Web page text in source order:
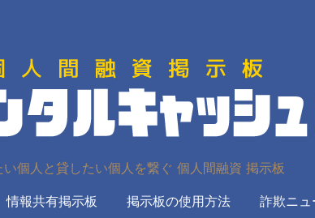
い個人と貸したい個人を繋ぐ 個人間融資 掲示板
情報共有掲示板 掲示板の使用方法 詐欺ニュ